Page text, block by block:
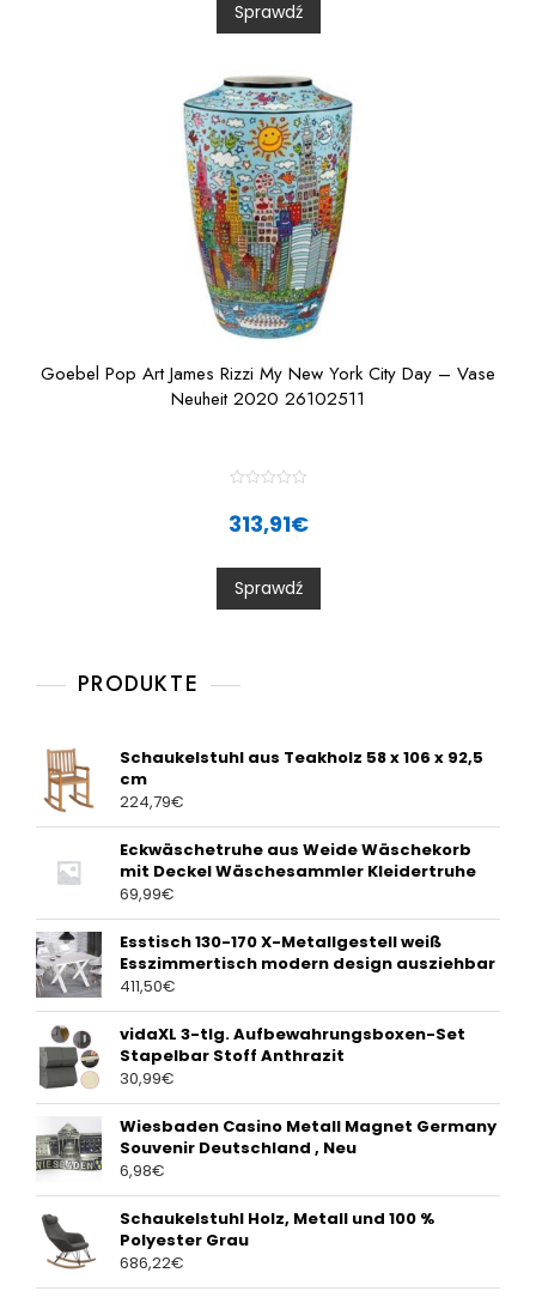
o
u
t
5
Sprawdź
Goebel Pop Art James Rizzi My New York City Day – Vase
Neuheit 2020 26102511
a
t
0
o
u
t
313,91€
Sprawdź
PRODUKTE
Schaukelstuhl aus Teakholz 58 x 106 x 92,5
cm
224,79€
Eckwäschetruhe aus Weide Wäschekorb
mit Deckel Wäschesammler Kleidertruhe
69,99€
Esstisch 130-170 X-Metallgestell weiß
Esszimmertisch modern design ausziehbar
411,50€
vidaXL 3-tlg. Aufbewahrungsboxen-Set
Stapelbar Stoff Anthrazit
30,99€
Wiesbaden Casino Metall Magnet Germany
Souvenir Deutschland , Neu
6,98€
Schaukelstuhl Holz, Metall und 100 %
Polyester Grau
686,22€